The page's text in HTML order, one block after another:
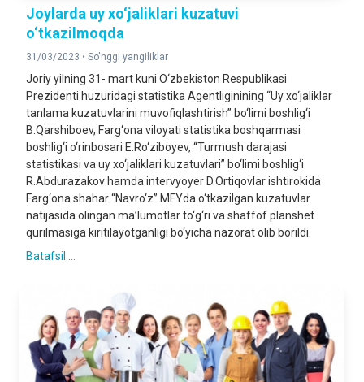
Joylarda uy xo‘jaliklari kuzatuvi
o‘tkazilmoqda
31/03/2023 • So'nggi yangiliklar
Joriy yilning 31- mart kuni O‘zbekiston Respublikasi
Prezidenti huzuridagi statistika Agentliginining “Uy xo‘jaliklar
tanlama kuzatuvlarini muvofiqlashtirish” bo‘limi boshlig‘i
B.Qarshiboev, Farg‘ona viloyati statistika boshqarmasi
boshlig‘i o‘rinbosari E.Ro‘ziboyev, “Turmush darajasi
statistikasi va uy xo‘jaliklari kuzatuvlari” bo‘limi boshlig‘i
R.Аbdurazakov hamda intervyoyer D.Ortiqovlar ishtirokida
Farg‘ona shahar “Navro‘z” MFYda o‘tkazilgan kuzatuvlar
natijasida olingan ma’lumotlar to‘g‘ri va shaffof planshet
qurilmasiga kiritilayotganligi bo‘yicha nazorat olib borildi.
Batafsil ...